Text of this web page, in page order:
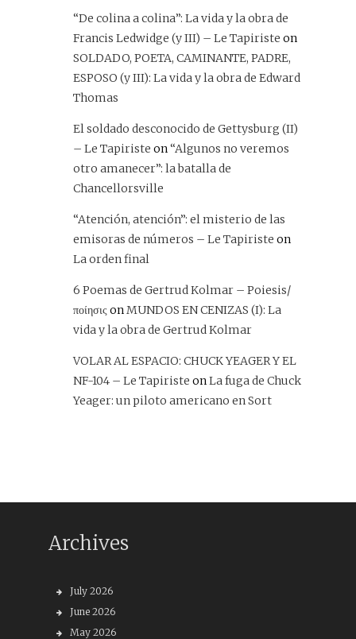
“De colina a colina”: La vida y la obra de
Francis Ledwidge (y III) – Le Tapiriste on
SOLDADO, POETA, CAMINANTE, PADRE,
ESPOSO (y III): La vida y la obra de Edward
Thomas
El soldado desconocido de Gettysburg (II)
– Le Tapiriste on“Algunos no veremos
otro amanecer”: la batalla de
Chancellorsville
“Atención, atención”: el misterio de las
emisoras de números – Le Tapiriste on
La orden final
6 Poemas de Gertrud Kolmar – Poiesis/
ποίησις onMUNDOS EN CENIZAS (I): La
vida y la obra de Gertrud Kolmar
VOLAR AL ESPACIO: CHUCK YEAGER Y EL
NF-104 – Le Tapiriste onLa fuga de Chuck
Yeager: un piloto americano en Sort
Archives
July 2026
June 2026
May 2026